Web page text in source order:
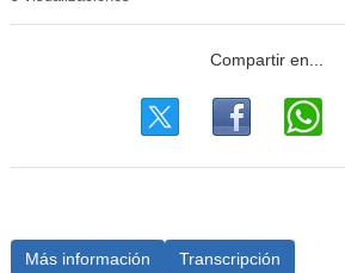
Más información Transcripción